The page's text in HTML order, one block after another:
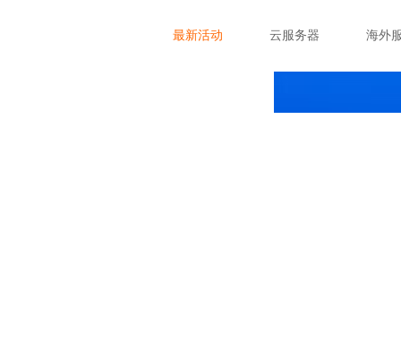
最新活动 云服务器 海外